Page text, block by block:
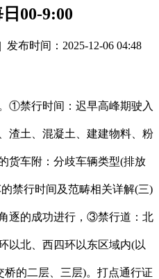
00-9:00
| 发布时间：2025-12-06 04:48
禁行时间：迟早高峰期驶入
渣土、混凝土、建建物料、粉
货车附：分歧车辆类型(排放
禁行时间及范畴相关详解(三)
逐的成功进行，③禁行道：北
以北、西四环以东区域内(以
桥的二层、三层)。打点通行证